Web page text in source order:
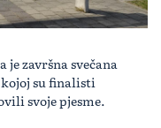
je završna svečana
su finalisti
svoje pjesme.